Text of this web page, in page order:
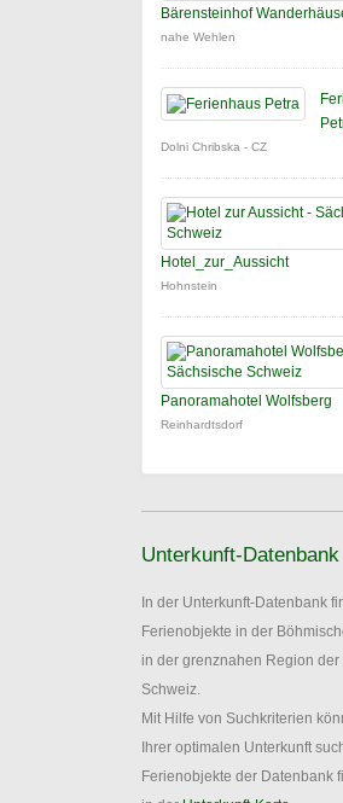
Bärensteinhof
nahe Wehlen
Dolni Chribska - CZ
Hotel_zur_Aussicht
Hohnstein
Panoramahotel Wolfsberg
Reinhardtsdorf
Unterkunft-Datenbank
In der Unterkunft-Datenbank
Ferienobjekte in der
in der grenznahen Region der
Schweiz.
Mit Hilfe von Suchkriterien
Ihrer optimalen Unterkunft
Ferienobjekte der Datenbank